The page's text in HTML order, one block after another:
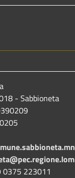
- Sabbioneta
0375 223011